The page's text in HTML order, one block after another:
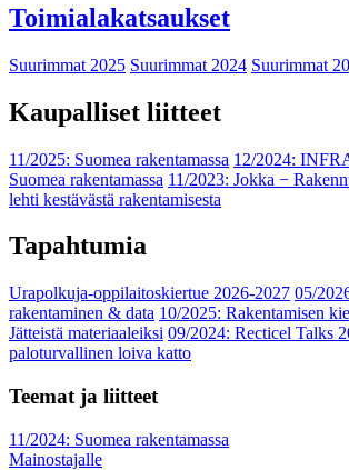
Toimialakatsaukset
Suurimmat 2025 Suurimmat 2024 Suurimmat
Kaupalliset liitteet
11/2025: Suomea rakentamassa 12/2024:
Suomea rakentamassa 11/2023: Jokka −
lehti kestävästä rakentamisesta
Tapahtumia
Urapolkuja-oppilaitoskiertue 2026-2027 05/
rakentaminen & data 10/2025: Rakentamisen
Jätteistä materiaaleiksi 09/2024: Recticel Talks
paloturvallinen loiva katto
Teemat ja liitteet
11/2024: Suomea rakentamassa
Mainostajalle